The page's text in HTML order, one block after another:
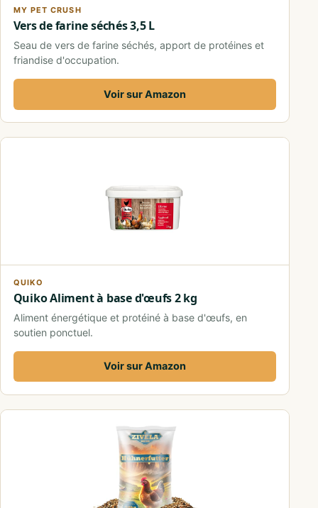
MY PET CRUSH
Vers de farine séchés 3,5 L
Seau de vers de farine séchés, apport de protéines et
friandise d'occupation.
Voir sur Amazon
QUIKO
Quiko Aliment à base d'œufs 2 kg
Aliment énergétique et protéiné à base d'œufs, en
soutien ponctuel.
Voir sur Amazon